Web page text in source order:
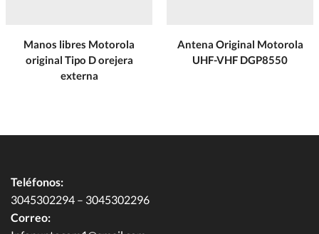
Manos libres Motorola
original Tipo D orejera
externa
Antena Original Motorola
UHF-VHF DGP8550
Teléfonos:
3045302294 – 3045302296
Correo: